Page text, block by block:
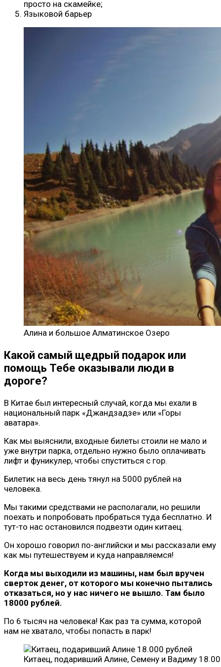
просто на скамейке;
Языковой барьер
Алина и большое Алматинское Озеро
Какой самый щедрый подарок или
помощь Тебе оказывали люди в
дороге?
В Китае был интересный случай, когда мы ехали в
национальный парк «Джандзадзе» или «Горы
аватара».
Как мы выяснили, входные билеты стоили не мало и
уже внутри парка, отдельно нужно было оплачивать
лифт и фуникулер, чтобы спуститься с гор.
Билетик на весь день тянул на 5000 рублей на
человека.
Мы такими средствами не располагали, но решили
поехать и попробовать пробраться туда бесплатно. И
тут-то нас остановился подвезти один китаец.
Он хорошо говорил по-английски и мы рассказали ему
как мы путешествуем и куда направляемся!
Когда мы выходили из машины, нам был вручен
сверток денег, от которого мы конечно пытались
отказаться, но у нас ничего не вышло. Там было
18000 рублей.
По 6 тысяч на человека! Как раз та сумма, которой
нам не хватало, чтобы попасть в парк!
Китаец, подаривший Алине, Семену и Вадиму